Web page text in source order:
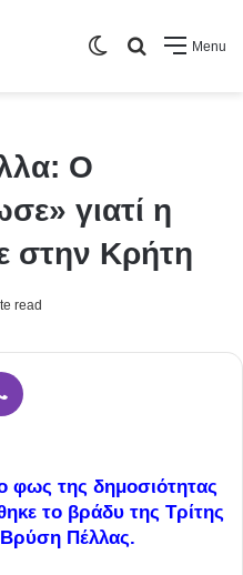
Menu
Search
Switch
Ο
γιατί η
στην Κρήτη
read
φως της δημοσιότητας
το βράδυ της Τρίτης
Πέλλας.